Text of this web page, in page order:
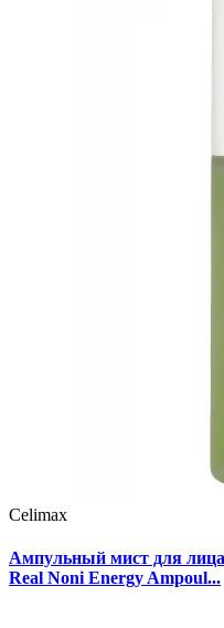
Celimax
Ампульный мист для
Real Noni Energy Ampoul...